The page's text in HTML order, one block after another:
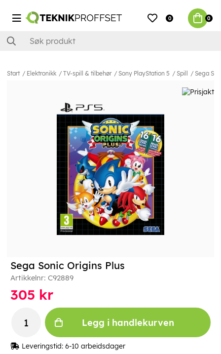
0 0
Start Elektronikk TV-spill & tilbehør Sony PlayStation 5 Spill Sega
Sega Sonic Origins Plus
Artikkelnr: C92889
305 kr
Legg i handlekurven
Leveringstid: 6-10 arbeidsdager